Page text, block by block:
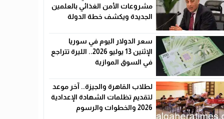
مشروعات الأمن الغذائي بالعلمين
الجديدة ويكشف خطة الدولة
سعر الدولار اليوم في سوريا
الإثنين 13 يوليو 2026.. الليرة تتراجع
في السوق الموازية
لطلاب القاهرة والجيزة.. آخر موعد
لتقديم تظلمات الشهادة الإعدادية
2026 والخطوات والرسوم